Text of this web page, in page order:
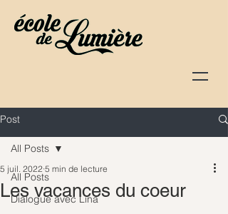
Post
All Posts
Dialogue avec Lina
All Posts
Les vacances du coeur
5 juil. 2022 5 min de lecture